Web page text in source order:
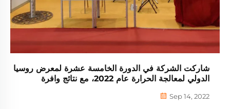
شاركت الشركة في الدورة الخامسة عشرة لمعرض روسيا
الدولي لمعالجة الحرارة عام 2022، مع نتائج وافرة
Sep 14, 2022